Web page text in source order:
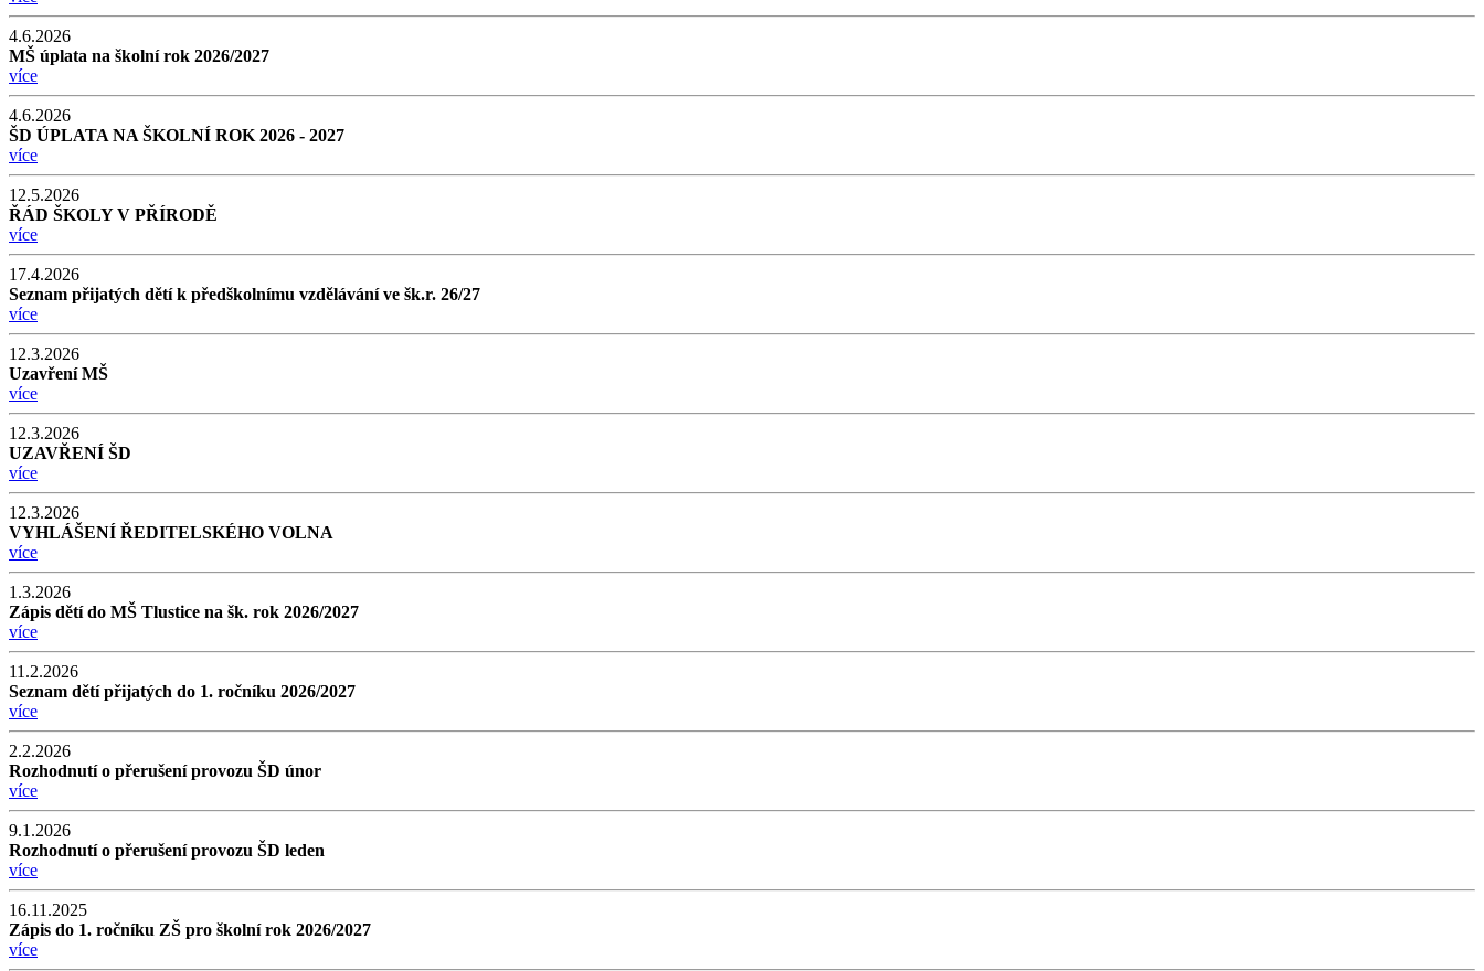
4.6.2026
MŠ úplata na školní rok 2026/2027
více
4.6.2026
ŠD ÚPLATA NA ŠKOLNÍ ROK 2026 - 2027
více
12.5.2026
ŘÁD ŠKOLY V PŘÍRODĚ
více
17.4.2026
Seznam přijatých dětí k předškolnímu vzdělávání ve šk.r. 26/27
více
12.3.2026
Uzavření MŠ
více
12.3.2026
UZAVŘENÍ ŠD
více
12.3.2026
VYHLÁŠENÍ ŘEDITELSKÉHO VOLNA
více
1.3.2026
Zápis dětí do MŠ Tlustice na šk. rok 2026/2027
více
11.2.2026
Seznam dětí přijatých do 1. ročníku 2026/2027
více
2.2.2026
Rozhodnutí o přerušení provozu ŠD únor
více
9.1.2026
Rozhodnutí o přerušení provozu ŠD leden
více
16.11.2025
Zápis do 1. ročníku ZŠ pro školní rok 2026/2027
více